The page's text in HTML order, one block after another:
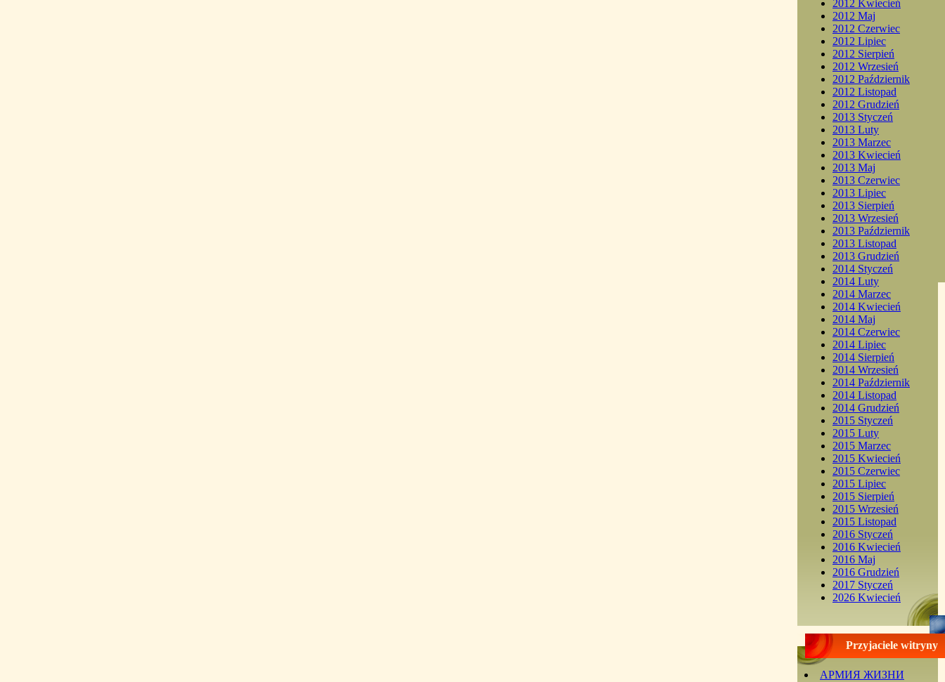
2012 Kwiecień
2012 Maj
2012 Czerwiec
2012 Lipiec
2012 Sierpień
2012 Wrzesień
2012 Październik
2012 Listopad
2012 Grudzień
2013 Styczeń
2013 Luty
2013 Marzec
2013 Kwiecień
2013 Maj
2013 Czerwiec
2013 Lipiec
2013 Sierpień
2013 Wrzesień
2013 Październik
2013 Listopad
2013 Grudzień
2014 Styczeń
2014 Luty
2014 Marzec
2014 Kwiecień
2014 Maj
2014 Czerwiec
2014 Lipiec
2014 Sierpień
2014 Wrzesień
2014 Październik
2014 Listopad
2014 Grudzień
2015 Styczeń
2015 Luty
2015 Marzec
2015 Kwiecień
2015 Czerwiec
2015 Lipiec
2015 Sierpień
2015 Wrzesień
2015 Listopad
2016 Styczeń
2016 Kwiecień
2016 Maj
2016 Grudzień
2017 Styczeń
2026 Kwiecień
Przyjaciele witryny
АРМИЯ ЖИЗНИ